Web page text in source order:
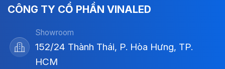
CÔNG TY CỔ PHẦN VINALED
Showroom
152/24 Thành Thái, P. Hòa Hưng, TP.
HCM